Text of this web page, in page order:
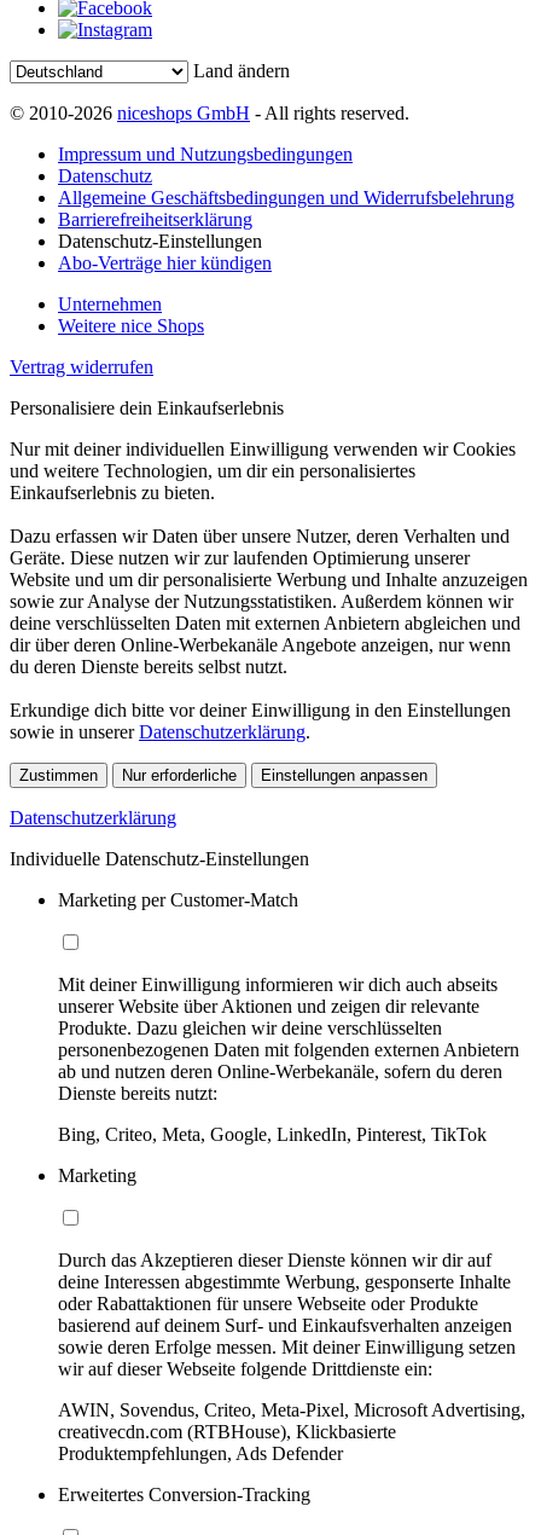
Land ändern
© 2010-2026 niceshops GmbH - All rights reserved.
Impressum und Nutzungsbedingungen
Datenschutz
Allgemeine Geschäftsbedingungen und Widerrufsbelehrung
Barrierefreiheitserklärung
Datenschutz-Einstellungen
Abo-Verträge hier kündigen
Unternehmen
Weitere nice Shops
Vertrag widerrufen
Personalisiere dein Einkaufserlebnis
Nur mit deiner individuellen Einwilligung verwenden wir Cookies
und weitere Technologien, um dir ein personalisiertes
Einkaufserlebnis zu bieten.
Dazu erfassen wir Daten über unsere Nutzer, deren Verhalten und
Geräte. Diese nutzen wir zur laufenden Optimierung unserer
Website und um dir personalisierte Werbung und Inhalte anzuzeigen
sowie zur Analyse der Nutzungsstatistiken. Außerdem können wir
deine verschlüsselten Daten mit externen Anbietern abgleichen und
dir über deren Online-Werbekanäle Angebote anzeigen, nur wenn
du deren Dienste bereits selbst nutzt.
Erkundige dich bitte vor deiner Einwilligung in den Einstellungen
sowie in unsererDatenschutzerklärung.
Zustimmen Nur erforderliche Einstellungen anpassen
Datenschutzerklärung
Individuelle Datenschutz-Einstellungen
Marketing per Customer-Match
Mit deiner Einwilligung informieren wir dich auch abseits
unserer Website über Aktionen und zeigen dir relevante
Produkte. Dazu gleichen wir deine verschlüsselten
personenbezogenen Daten mit folgenden externen Anbietern
ab und nutzen deren Online-Werbekanäle, sofern du deren
Dienste bereits nutzt:
Bing, Criteo, Meta, Google, LinkedIn, Pinterest, TikTok
Marketing
Durch das Akzeptieren dieser Dienste können wir dir auf
deine Interessen abgestimmte Werbung, gesponserte Inhalte
oder Rabattaktionen für unsere Webseite oder Produkte
basierend auf deinem Surf- und Einkaufsverhalten anzeigen
sowie deren Erfolge messen. Mit deiner Einwilligung setzen
wir auf dieser Webseite folgende Drittdienste ein:
AWIN, Sovendus, Criteo, Meta-Pixel, Microsoft Advertising,
creativecdn.com (RTBHouse), Klickbasierte
Produktempfehlungen, Ads Defender
Erweitertes Conversion-Tracking